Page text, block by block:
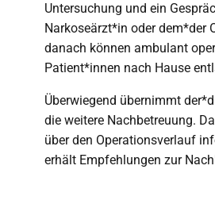
Untersuchung und ein
Narkoseärzt*in oder dem*der
danach können ambulant
Patient*innen nach Hause
Überwiegend übernimmt
die weitere Nachbetreuung.
über den Operationsverlauf
erhält Empfehlungen zur